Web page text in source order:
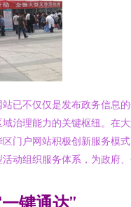
已不仅仅是发布政务信息
治理能力的关键枢纽。在
门户网站积极创新服务模
动组织服务体系，为政府
键通达”